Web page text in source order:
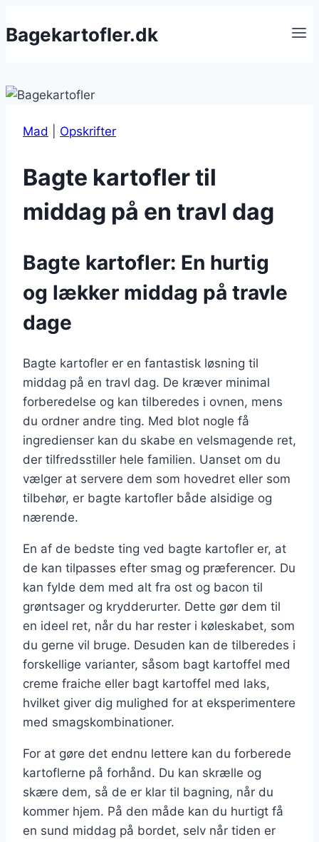
til
Bagekartofler.dk
Mad Opskrifter
Bagte kartofler til
middag på en travl dag
Bagte kartofler: En hurtig
og lækker middag på travle
dage
Bagte kartofler er en fantastisk løsning til
middag på en travl dag. De kræver minimal
forberedelse og kan tilberedes i ovnen, mens
du ordner andre ting. Med blot nogle få
ingredienser kan du skabe en velsmagende ret,
der tilfredsstiller hele familien. Uanset om du
vælger at servere dem som hovedret eller som
tilbehør, er bagte kartofler både alsidige og
nærende.
En af de bedste ting ved bagte kartofler er, at
de kan tilpasses efter smag og præferencer. Du
kan fylde dem med alt fra ost og bacon til
grøntsager og krydderurter. Dette gør dem til
en ideel ret, når du har rester i køleskabet, som
du gerne vil bruge. Desuden kan de tilberedes i
forskellige varianter, såsom bagt kartoffel med
creme fraiche eller bagt kartoffel med laks,
hvilket giver dig mulighed for at eksperimentere
med smagskombinationer.
For at gøre det endnu lettere kan du forberede
kartoflerne på forhånd. Du kan skrælle og
skære dem, så de er klar til bagning, når du
kommer hjem. På den måde kan du hurtigt få
en sund middag på bordet, selv når tiden er